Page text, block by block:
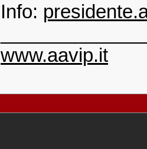
Info:
www.aavip.it